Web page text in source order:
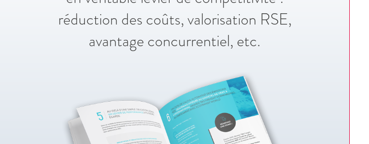
réduction des coûts, valorisation RSE,
avantage concurrentiel, etc.